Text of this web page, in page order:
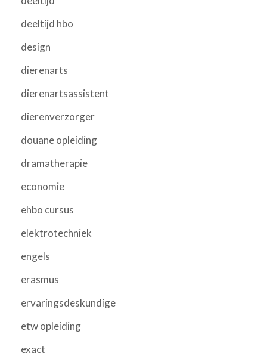
deeltijd hbo
design
dierenarts
dierenartsassistent
dierenverzorger
douane opleiding
dramatherapie
economie
ehbo cursus
elektrotechniek
engels
erasmus
ervaringsdeskundige
etw opleiding
exact